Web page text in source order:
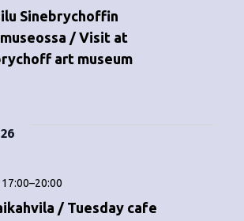
Sinebrychoffin
/ Visit at
art museum
/ Tuesday cafe
–20:00